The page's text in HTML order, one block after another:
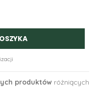
produktówróżniących